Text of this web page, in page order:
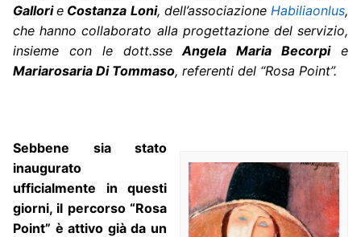
Gallorie Costanza Loni, dell’associazioneHabiliaonlus,
che hanno collaborato alla progettazione del servizio,
insieme con le dott.sseAngela Maria Becorpie
Mariarosaria Di Tommaso, referenti del “Rosa Point”.
Sebbene sia stato
inaugurato
ufficialmente in questi
giorni, il percorso “Rosa
Point” è attivo già da un